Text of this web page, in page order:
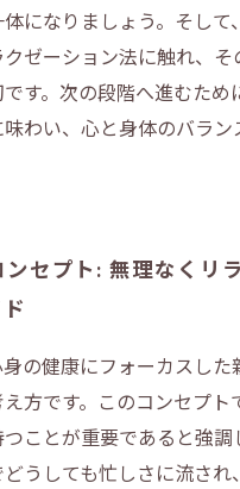
になりましょう。そして
ゼーション法に触れ、そ
す。次の段階へ進むため
わい、心と身体のバラン
セプト: 無理なくリ
の健康にフォーカスした
方です。このコンセプト
ことが重要であると強調
うしても忙しさに流され